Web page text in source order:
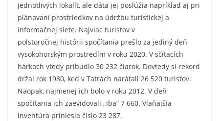
jednotlivých lokalít, ale dáta jej poslúžia napríklad aj pri
plánovaní prostriedkov na údržbu turistickej a
informačnej siete. Najviac turistov v
polstoročnej histórii spočítania prešlo za jediný deň
vysokohorským prostredím v roku 2020. V sčítacích
hárkoch vtedy pribudlo 30 232 čiarok. Dovtedy si rekord
držal rok 1980, keď v Tatrách narátali 26 520 turistov.
Naopak, najmenej ich bolo v roku 2012. V deň
spočítania ich zaevidovali „iba“ 7 660. Vlaňajšia
inventúra priniesla číslo 23 287.